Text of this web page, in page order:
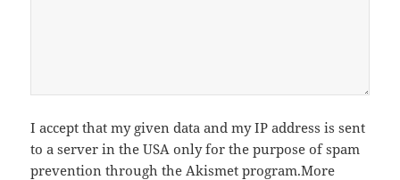
I accept that my given data and my IP address is sent
to a server in the USA only for the purpose of spam
prevention through the Akismet program.More